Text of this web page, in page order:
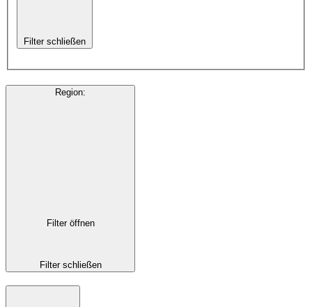
Filter schließen
Region:
Filter öffnen
Filter schließen